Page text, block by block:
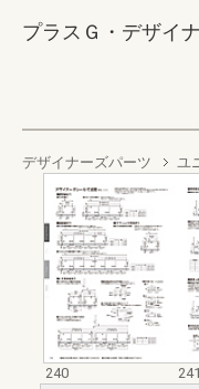
プラスＧ・デザイ
デザイナーズパーツ ユ
240
241